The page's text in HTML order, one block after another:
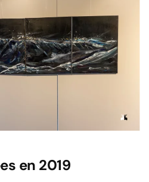
l'image
en 2019